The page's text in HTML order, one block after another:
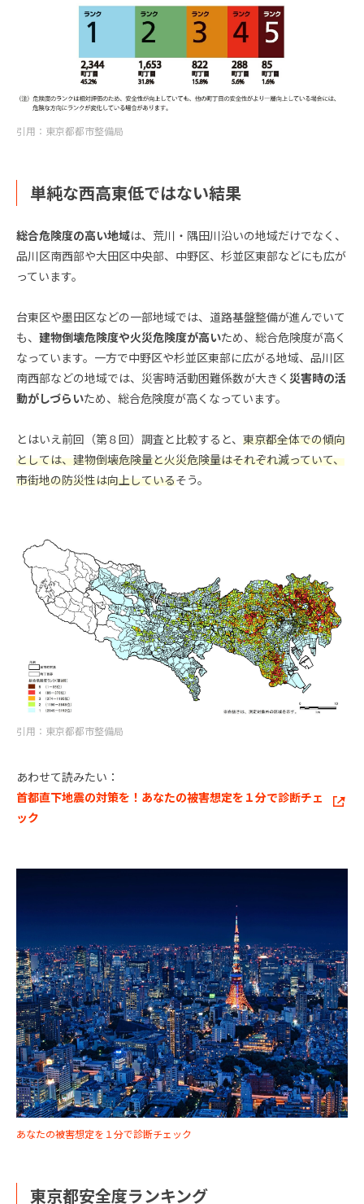
引用：東京都都市整備局
単純な西高東低ではない結果
総合危険度の高い地域は、荒川・隅田川沿いの地域だけでなく、
品川区南西部や大田区中央部、中野区、杉並区東部などにも広が
っています。
台東区や墨田区などの一部地域では、道路基盤整備が進んでいて
も、 建物倒壊危険度や火災危険度が高いため、総合危険度が高く
なっています。一方で中野区や杉並区東部に広がる地域、品川区
南西部などの地域では、災害時活動困難係数が大きく 災害時の活
動がしづらいため、総合危険度が高くなっています。
とはいえ前回（第８回）調査と比較すると、 東京都全体での傾向
としては、建物倒壊危険量と火災危険量はそれぞれ減っていて、
市街地の防災性は向上しているそう。
引用：東京都都市整備局
あわせて読みたい：
首都直下地震の対策を！あなたの被害想定を１分で診断チェ
ック
あなたの被害想定を１分で診断チェック
東京都安全度ランキング